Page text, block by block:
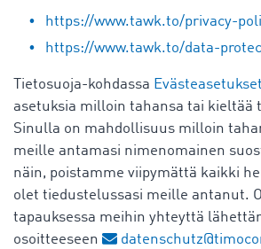
https://www.tawk.to/privacy-
https://www.tawk.to/data-
Tietosuoja-kohdassa Evästeasetukset
asetuksia milloin tahansa tai kieltää
Sinulla on mahdollisuus milloin
meille antamasi nimenomainen
näin, poistamme viipymättä kaikki
olet tiedustelussasi meille antanut.
tapauksessa meihin yhteyttä
osoitteeseen